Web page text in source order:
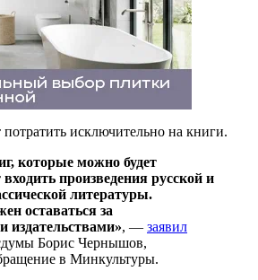
исключительно на книги.
которые можно будет
входить произведения русской и
литературы.
оставаться за
издательствами», — заявил
Борис Чернышов,
в Минкультуры.